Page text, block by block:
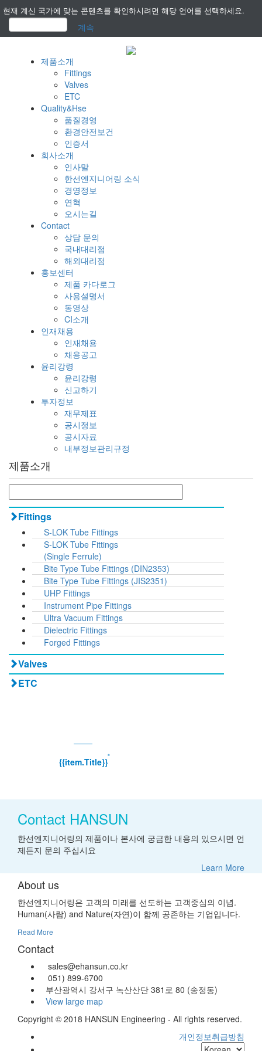
현재 계신 국가에 맞는 콘텐츠를 확인하시려면 해당 언어를 선택하세요.
계속
제품소개
Fittings
Valves
ETC
Quality&Hse
품질경영
환경안전보건
인증서
회사소개
인사말
한선엔지니어링 소식
경영정보
연혁
오시는길
Contact
상담 문의
국내대리점
해외대리점
홍보센터
제품 카다로그
사용설명서
동영상
CI소개
인재채용
인재채용
채용공고
윤리강령
윤리강령
신고하기
투자정보
재무제표
공시정보
공시자료
내부정보관리규정
제품소개
Fittings
S-LOK Tube Fittings
S-LOK Tube Fittings
(Single Ferrule)
Bite Type Tube Fittings (DIN2353)
Bite Type Tube Fittings (JIS2351)
UHP Fittings
Instrument Pipe Fittings
Ultra Vacuum Fittings
Dielectric Fittings
Forged Fittings
Valves
ETC
{{item.Title}}
®
Contact HANSUN
한선엔지니어링의 제품이나 본사에 궁금한 내용의 있으시면 언
제든지 문의 주십시요
Learn More
About us
한선엔지니어링은 고객의 미래를 선도하는 고객중심의 이념.
Human(사람) and Nature(자연)이 함께 공존하는 기업입니다.
Read More
Contact
sales@ehansun.co.kr
051) 899-6700
부산광역시 강서구 녹산산단 381로 80 (송정동)
View large map
Copyright © 2018 HANSUN Engineering - All rights reserved.
개인정보취급방침